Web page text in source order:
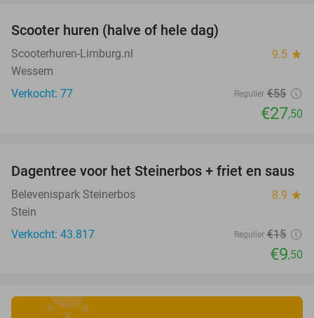
Scooter huren (halve of hele dag)
Scooterhuren-Limburg.nl 9.5 star
Wessem
Verkocht: 77
Regulier €55
€27,50
37%
Dagentree voor het Steinerbos + friet en saus
Belevenispark Steinerbos 8.9 star
Stein
Verkocht: 43.817
Regulier €15
€9,50